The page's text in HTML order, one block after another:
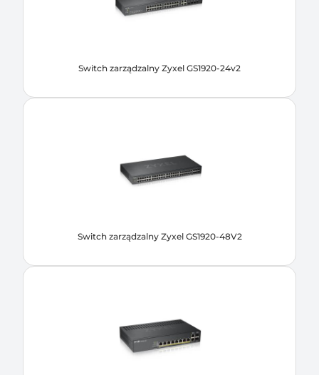
Switch zarządzalny Zyxel GS1920-24v2
Switch zarządzalny Zyxel GS1920-48V2